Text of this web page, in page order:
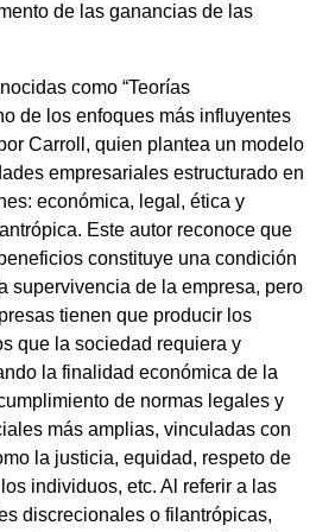
de las ganancias de las
como “Teorías
de los enfoques más influyentes
Carroll, quien plantea un modelo
empresariales estructurado en
económica, legal, ética y
Este autor reconoce que
constituye una condición
supervivencia de la empresa, pero
tienen que producir los
que la sociedad requiera y
la finalidad económica de la
de normas legales y
más amplias, vinculadas con
la justicia, equidad, respeto de
individuos, etc. Al referir a las
discrecionales o filantrópicas,